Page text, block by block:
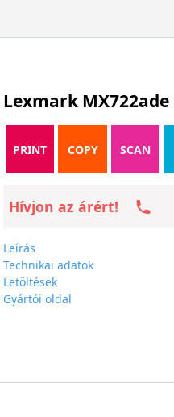
Lexmark MX722ade
PRINT COPY SCAN
Hívjon az árért!
Leírás
Technikai adatok
Letöltések
Gyártói oldal